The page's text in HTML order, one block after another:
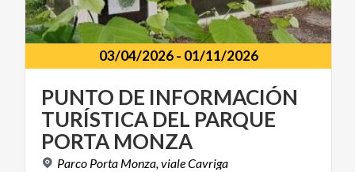
03/04/2026- 01/11/2026
PUNTO DE INFORMACIÓN
TURÍSTICA DEL PARQUE
PORTA MONZA
Parco Porta Monza,vialeCavriga